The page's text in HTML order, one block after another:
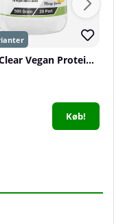
Fairing Clear Vegan Protein, 500 g
Køb!